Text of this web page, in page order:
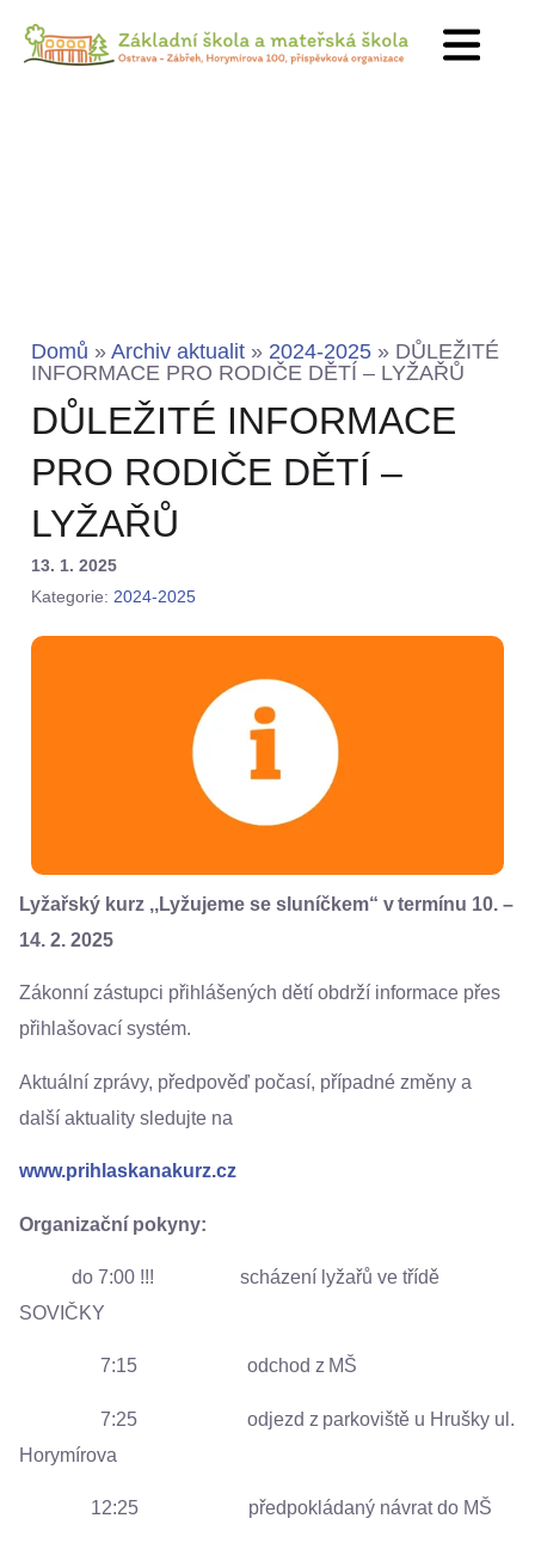
Domů » Archiv aktualit » 2024-2025 » DŮLEŽITÉ
INFORMACE PRO RODIČE DĚTÍ – LYŽAŘŮ
DŮLEŽITÉ INFORMACE
PRO RODIČE DĚTÍ –
LYŽAŘŮ
13. 1. 2025
Kategorie: 2024-2025
Lyžařský kurz ,,Lyžujeme se sluníčkem“ v termínu 10. –
14. 2. 2025
Zákonní zástupci přihlášených dětí obdrží informace přes
přihlašovací systém.
Aktuální zprávy, předpověď počasí, případné změny a
další aktuality sledujte na
www.prihlaskanakurz.cz
Organizační pokyny:
do 7:00 !!! scházení lyžařů ve třídě
SOVIČKY
7:15 odchod z MŠ
7:25 odjezd z parkoviště u Hrušky ul.
Horymírova
12:25 předpokládaný návrat do MŠ